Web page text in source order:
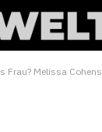
Melissa Cohens Berufs-